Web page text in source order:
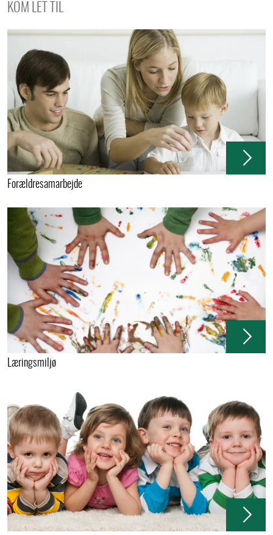
KOM LET TIL
Forældresamarbejde
Læringsmiljø